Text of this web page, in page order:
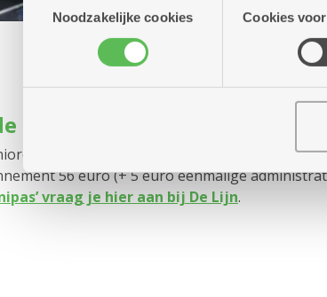
combineren met andere informatie die je aan
Noodzakelijke cookies
Cookies
bus of tram: voordelig tarief
die de bus of tram willen nemen, kost een
56 euro (+ 5 euro eenmalige
vraag je hier aan bij De Lijn.